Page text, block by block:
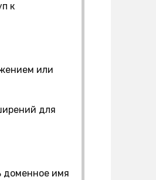
к
или
для
доменное имя